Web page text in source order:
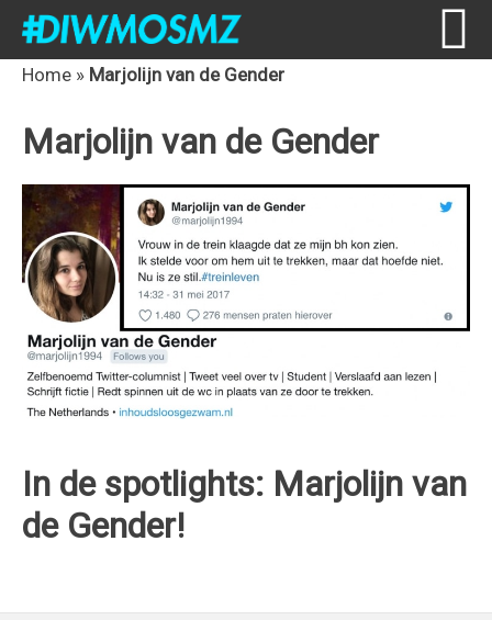
Skip
primary
navigation
Skip
content
Skip
primary
Skip
footer
Home » Marjolijn van de Gender
Marjolijn van de Gender
In de spotlights: Marjolijn van
de Gender!